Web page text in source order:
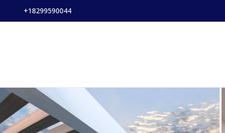
+18299590044